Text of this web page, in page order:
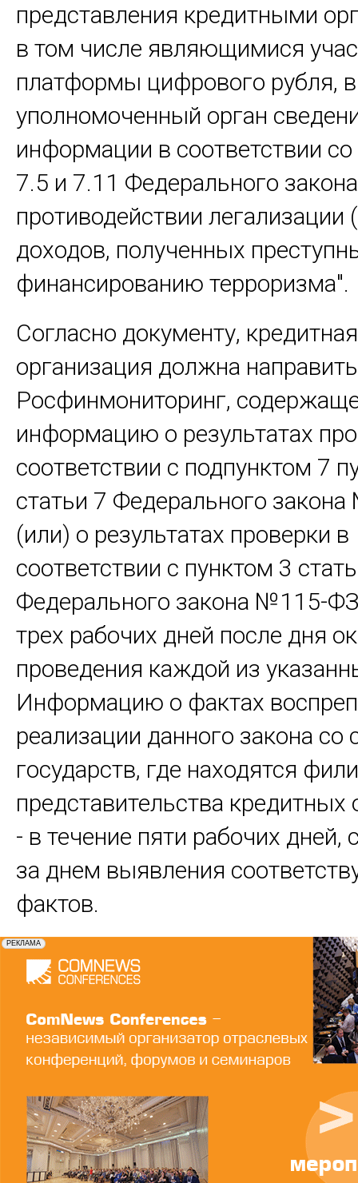
представления кредитными
в том числе являющимися
платформы цифрового рубля, в
уполномоченный орган
информации в соответствии
7.5 и 7.11 Федерального
противодействии
доходов, полученных
финансированию терроризма".
Согласно документу, кредитная
организация должна
Росфинмониторинг,
информацию о результатах
соответствии с подпунктом 7
статьи 7 Федерального
(или) о результатах проверки в
соответствии с пунктом 3
Федерального закона №115-
трех рабочих дней после дня
проведения каждой из
Информацию о фактах
реализации данного закона со
государств, где находятся
представительства кредитных
- в течение пяти рабочих
за днем выявления
фактов.